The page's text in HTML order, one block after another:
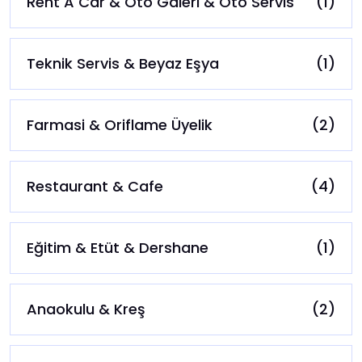
Teknik Servis & Beyaz Eşya (1)
Farmasi & Oriflame Üyelik (2)
Restaurant & Cafe (4)
Eğitim & Etüt & Dershane (1)
Anaokulu & Kreş (2)